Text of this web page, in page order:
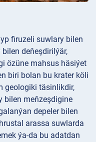
firuzeli suwlary bilen
deňeşdirilýär,
özüne mahsus häsiýet
biri bolan bu krater köli
geologiki täsinlikdir,
bilen meňzeşdigine
depeler bilen
arassa suwlarda
ýa-da bu adatdan